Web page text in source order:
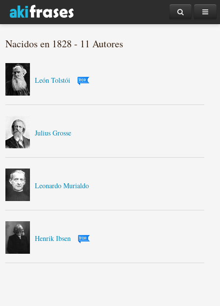
Nacidos en 1828 - 11 Autores
León Tolstói
Julius Grosse
Leonardo Murialdo
Henrik Ibsen